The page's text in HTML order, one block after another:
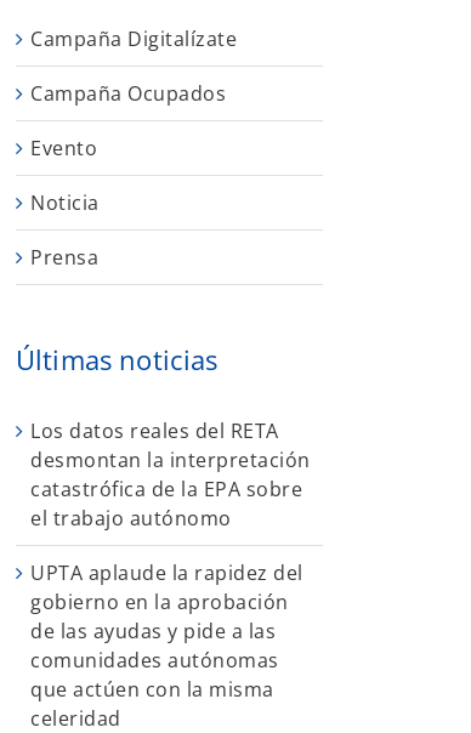
Campaña Digitalízate
Campaña Ocupados
Evento
Noticia
Prensa
Últimas noticias
Los datos reales del RETA
desmontan la interpretación
catastrófica de la EPA sobre
el trabajo autónomo
UPTA aplaude la rapidez del
gobierno en la aprobación
de las ayudas y pide a las
comunidades autónomas
que actúen con la misma
celeridad